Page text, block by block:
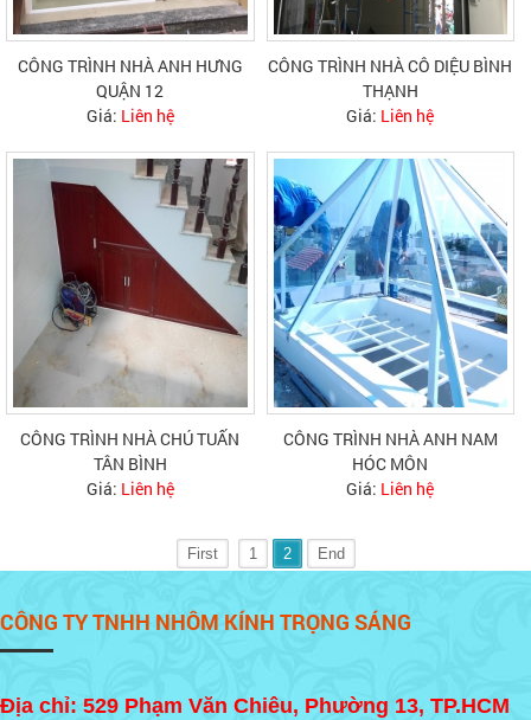
CÔNG TRÌNH NHÀ ANH HƯNG
QUẬN 12
Giá: Liên hệ
CÔNG TRÌNH NHÀ CÔ DIỆU BÌNH
THẠNH
Giá: Liên hệ
CÔNG TRÌNH NHÀ CHÚ TUẤN
TÂN BÌNH
Giá: Liên hệ
CÔNG TRÌNH NHÀ ANH NAM
HÓC MÔN
Giá: Liên hệ
First 1 2 End
CÔNG TY TNHH NHÔM KÍNH TRỌNG SÁNG
Địa chỉ: 529 Phạm Văn Chiêu, Phường 13, TP.HCM